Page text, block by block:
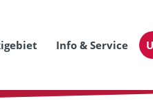
Info & Service